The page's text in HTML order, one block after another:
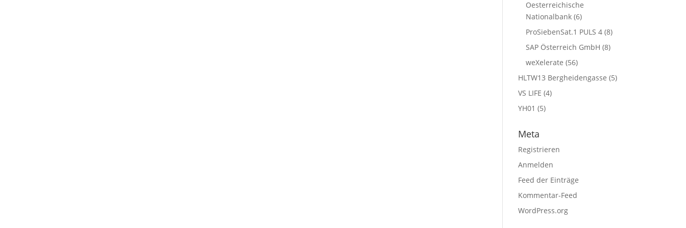
Oesterreichische
Nationalbank (6)
ProSiebenSat.1 PULS 4 (8)
SAP Österreich GmbH (8)
weXelerate (56)
HLTW13 Bergheidengasse (5)
VS LIFE (4)
YH01 (5)
Meta
Registrieren
Anmelden
Feed der Einträge
Kommentar-Feed
WordPress.org